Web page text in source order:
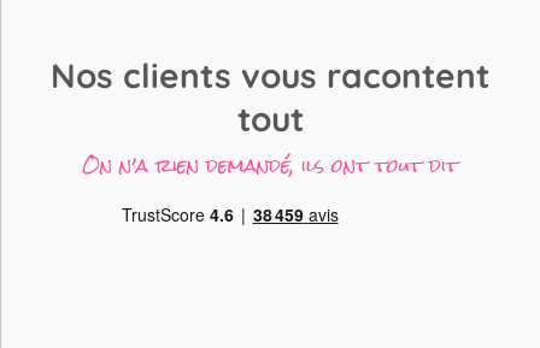
Nos clients vous racontent
tout
On n’a rien demandé, ils ont tout dit